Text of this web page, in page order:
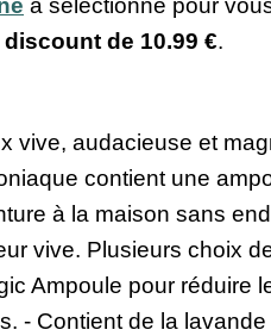
a sélectionné pour
de 10.99 €.
vive, audacieuse et
contient une
à la maison sans
vive. Plusieurs choix
Ampoule pour
- Contient de la